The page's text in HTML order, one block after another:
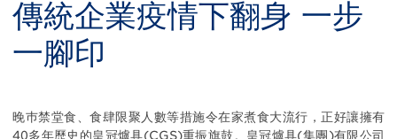
傳統企業疫情下翻身 一步
一腳印
Body
晚巿禁堂食、食肆限聚人數等措施令在家煮食大流行，正好讓擁有
40多年歷史的皇冠爐具(CGS)重振旗鼓。皇冠爐具(集團)有限公司